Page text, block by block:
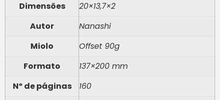
Dimensões
20×13,7×2
Autor
Nanashi
Miolo
Offset 90g
Formato
137×200 mm
Nº de páginas
160